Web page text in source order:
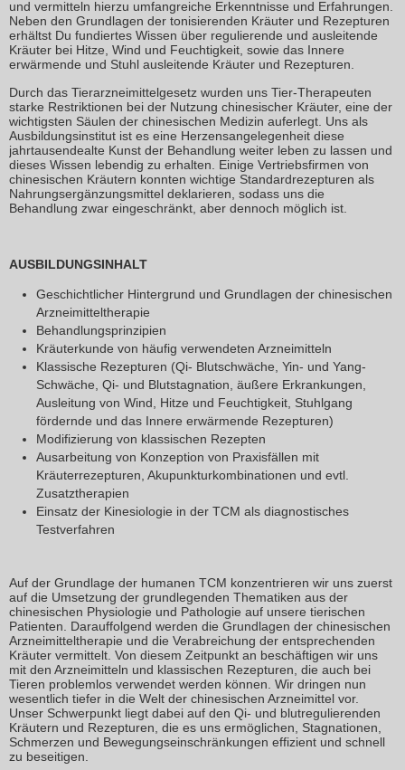
und vermitteln hierzu umfangreiche Erkenntnisse und Erfahrungen.
Neben den Grundlagen der tonisierenden Kräuter und Rezepturen
erhältst Du fundiertes Wissen über regulierende und ausleitende
Kräuter bei Hitze, Wind und Feuchtigkeit, sowie das Innere
erwärmende und Stuhl ausleitende Kräuter und Rezepturen.
Durch das Tierarzneimittelgesetz wurden uns Tier-Therapeuten
starke Restriktionen bei der Nutzung chinesischer Kräuter, eine der
wichtigsten Säulen der chinesischen Medizin auferlegt. Uns als
Ausbildungsinstitut ist es eine Herzensangelegenheit diese
jahrtausendealte Kunst der Behandlung weiter leben zu lassen und
dieses Wissen lebendig zu erhalten. Einige Vertriebsfirmen von
chinesischen Kräutern konnten wichtige Standardrezepturen als
Nahrungsergänzungsmittel deklarieren, sodass uns die
Behandlung zwar eingeschränkt, aber dennoch möglich ist.
AUSBILDUNGSINHALT
Geschichtlicher Hintergrund und Grundlagen der chinesischen
Arzneimitteltherapie
Behandlungsprinzipien
Kräuterkunde von häufig verwendeten Arzneimitteln
Klassische Rezepturen (Qi- Blutschwäche, Yin- und Yang-
Schwäche, Qi- und Blutstagnation, äußere Erkrankungen,
Ausleitung von Wind, Hitze und Feuchtigkeit, Stuhlgang
fördernde und das Innere erwärmende Rezepturen)
Modifizierung von klassischen Rezepten
Ausarbeitung von Konzeption von Praxisfällen mit
Kräuterrezepturen, Akupunkturkombinationen und evtl.
Zusatztherapien
Einsatz der Kinesiologie in der TCM als diagnostisches
Testverfahren
Auf der Grundlage der humanen TCM konzentrieren wir uns zuerst
auf die Umsetzung der grundlegenden Thematiken aus der
chinesischen Physiologie und Pathologie auf unsere tierischen
Patienten. Darauffolgend werden die Grundlagen der chinesischen
Arzneimitteltherapie und die Verabreichung der entsprechenden
Kräuter vermittelt. Von diesem Zeitpunkt an beschäftigen wir uns
mit den Arzneimitteln und klassischen Rezepturen, die auch bei
Tieren problemlos verwendet werden können. Wir dringen nun
wesentlich tiefer in die Welt der chinesischen Arzneimittel vor.
Unser Schwerpunkt liegt dabei auf den Qi- und blutregulierenden
Kräutern und Rezepturen, die es uns ermöglichen, Stagnationen,
Schmerzen und Bewegungseinschränkungen effizient und schnell
zu beseitigen.